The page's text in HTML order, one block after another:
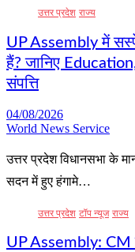
उत्तर प्रदेश राज्य
UP Assembly में
हैं? जानिए
संपत्ति
04/08/2026
World News Service
उत्तर प्रदेश विधानसभा के
सदन में हुए हंगामे…
उत्तर प्रदेश टॉप न्यूज राज्य
UP Assembly: CM